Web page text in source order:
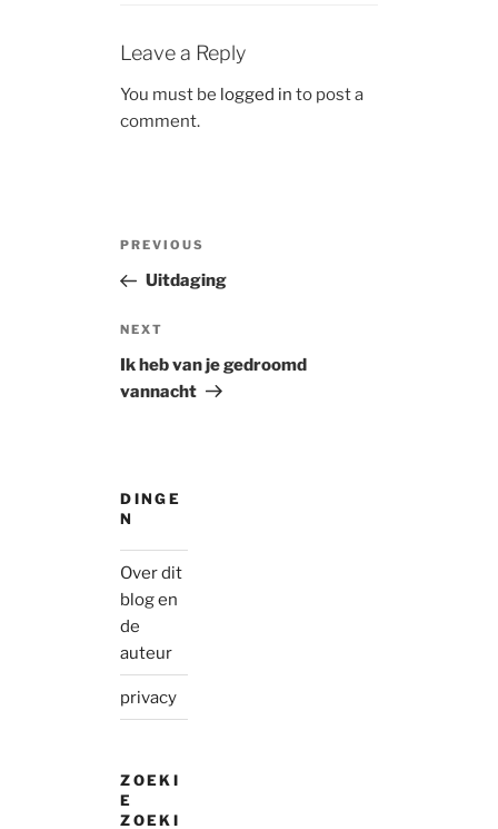
Leave a Reply
You must be logged in to post a
comment.
Previous
Post
PREVIOUS
Uitdaging
Next
Post
NEXT
Ik heb van je gedroomd
vannacht
DINGE
N
Over dit
blog en
de
auteur
privacy
ZOEKI
E
ZOEKI